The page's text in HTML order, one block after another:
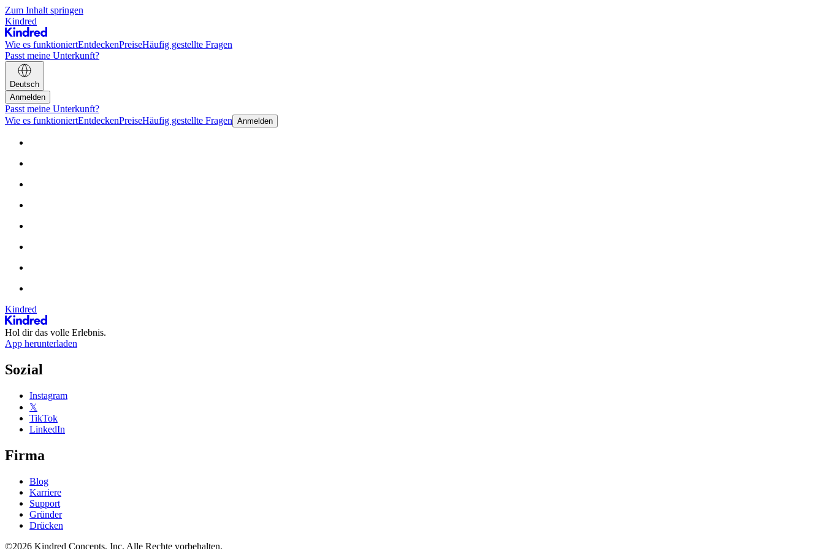
Zum Inhalt springen
Kindred
Wie es funktioniertEntdeckenPreiseHäufig gestellte Fragen
Passt meine Unterkunft?
Deutsch
Anmelden
Passt meine Unterkunft?
Wie es funktioniertEntdeckenPreiseHäufig gestellte Fragen Anmelden
Kindred
Hol dir das volle Erlebnis.
App herunterladen
Sozial
Instagram
𝕏
TikTok
LinkedIn
Firma
Blog
Karriere
Support
Gründer
Drücken
©2026 Kindred Concepts, Inc. Alle Rechte vorbehalten.